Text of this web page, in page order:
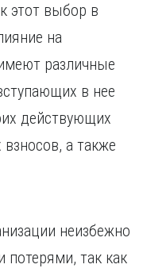
этот выбор в
на
различные
в нее
действующих
а также
неизбежно
так как